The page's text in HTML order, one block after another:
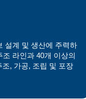
설계 및 생산에 주력하
라인과 40개 이상의
, 가공, 조립 및 포장